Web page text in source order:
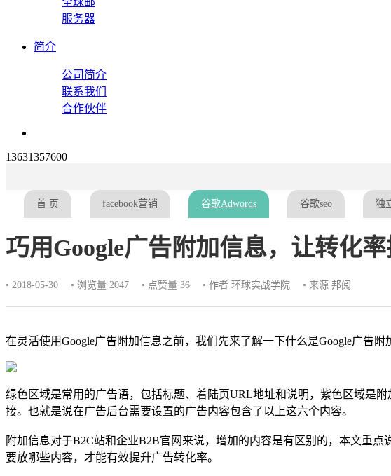
服务器
简介
公司简介
联系我们
合作伙伴
13631357600
首 页 facebook营销 谷歌Adwords 谷歌seo 独
巧用Google广告附加信息，让转化
• 2018-05-30 • 浏览量 2047 • 点赞量 36 • 作者 环球实战学院 • 来源 邦阅
在灵活使用Google广告附加信息之前，我们先来了解一下什么是Google广告附
绿色区域是常用的广告语，包括标题、着陆页URL地址和说明，紫色区域是
接。也就是说在广告后台需要设置的广告内容包含了以上这六个内容。
附加信息对于B2C站和企业B2B官网来说，增加的内容是有区别的，本文重
要放哪些内容，才能有效提升广告转化率。